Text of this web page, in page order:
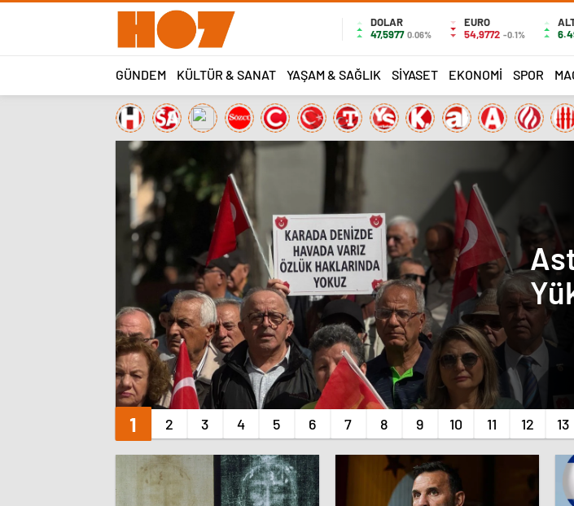
DOLAR
47,5977 0.06%
EURO
54,9772 -0.1%
GÜNDEM KÜLTÜR & SANAT YAŞAM & SAĞLIK SIYASET EKONOMI SPOR